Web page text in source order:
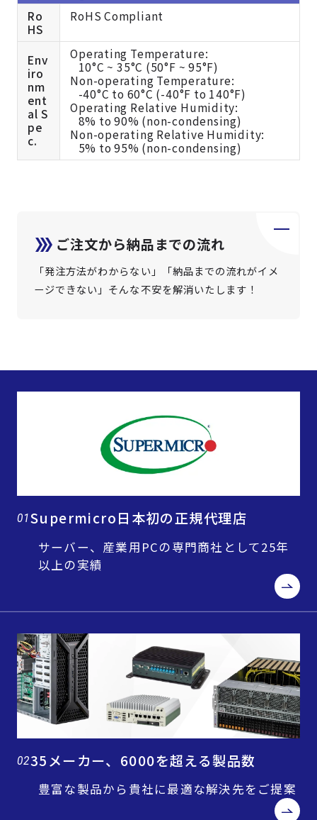
Ro
HS
RoHS Compliant
Env
iro
nm
ent
al S
pe
c.
Operating Temperature:
10°C ~ 35°C (50°F ~ 95°F)
Non-operating Temperature:
-40°C to 60°C (-40°F to 140°F)
Operating Relative Humidity:
8% to 90% (non-condensing)
Non-operating Relative Humidity:
5% to 95% (non-condensing)
ご注文から納品までの流れ
「発注方法がわからない」「納品までの流れがイメ
ージできない」そんな不安を解消いたします！
01Supermicro日本初の正規代理店
サーバー、産業用PCの専門商社として25年
以上の実績
0235メーカー、6000を超える製品数
豊富な製品から貴社に最適な解決先をご提案